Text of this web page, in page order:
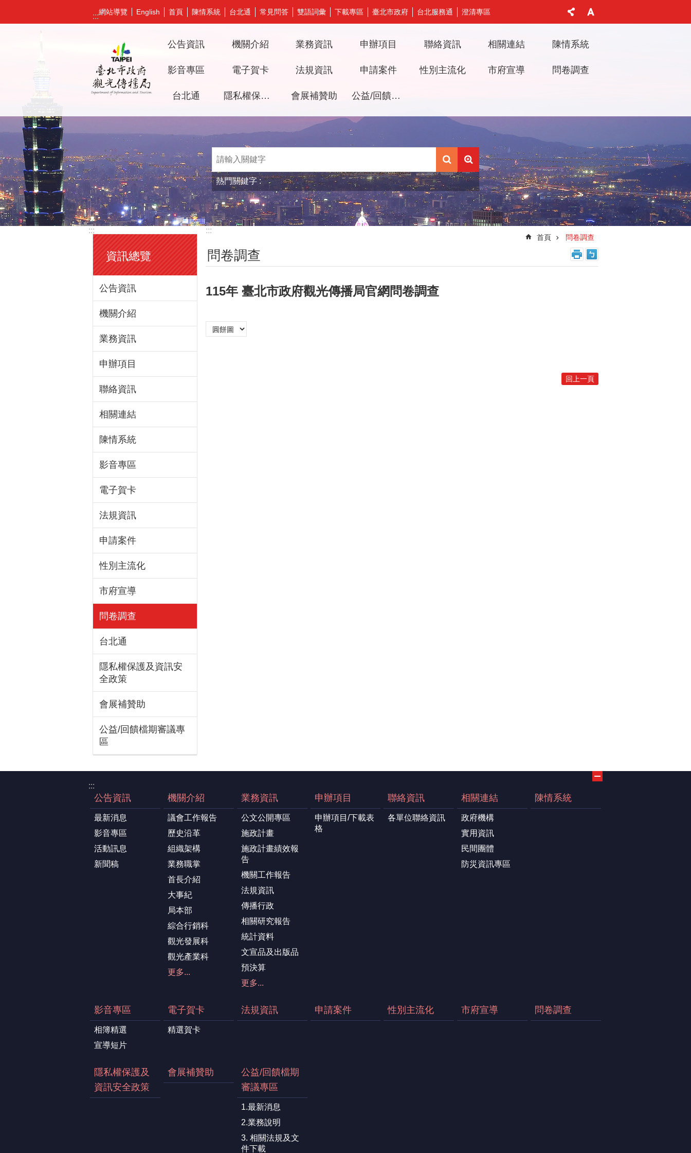
:::
網站導覽 English 首頁 陳情系統 台北通 常見問答 雙語詞彙 下載專區 臺北市政府 台北服務通 澄清專區
公告資訊 機關介紹 業務資訊 申辦項目 聯絡資訊 相關連結 陳情系統
影音專區 電子賀卡 法規資訊 申請案件 性別主流化 市府宣導 問卷調查
台北通 隱私權保護及資訊安全政策 會展補贊助 公益/回饋檔期審議專區
熱門關鍵字
:::
資訊總覽
公告資訊
機關介紹
業務資訊
申辦項目
聯絡資訊
相關連結
陳情系統
影音專區
電子賀卡
法規資訊
申請案件
性別主流化
市府宣導
問卷調查
台北通
隱私權保護及資訊安
全政策
會展補贊助
公益/回饋檔期審議專
區
:::
首頁 問卷調查
問卷調查
115年 臺北市政府觀光傳播局官網問卷調查
回上一頁
:::
公告資訊
最新消息
影音專區
活動訊息
新聞稿
機關介紹
議會工作報告
歷史沿革
組織架構
業務職掌
首長介紹
大事紀
局本部
綜合行銷科
觀光發展科
觀光產業科
更多...
業務資訊
公文公開專區
施政計畫
施政計畫績效報
告
機關工作報告
法規資訊
傳播行政
相關研究報告
統計資料
文宣品及出版品
預決算
更多...
申辦項目
申辦項目/下載表
格
聯絡資訊
各單位聯絡資訊
相關連結
政府機構
實用資訊
民間團體
防災資訊專區
陳情系統
影音專區
相簿精選
宣導短片
電子賀卡
精選賀卡
法規資訊 申請案件 性別主流化 市府宣導 問卷調查
隱私權保護及
資訊安全政策
會展補贊助
公益/回饋檔期
審議專區
1.最新消息
2.業務說明
3. 相關法規及文
件下載